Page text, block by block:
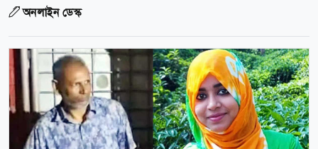
অনলাইন ডেস্ক